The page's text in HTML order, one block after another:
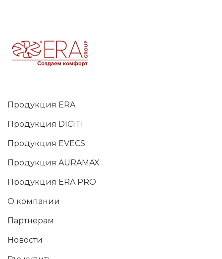
Продукция ERA
Продукция DICITI
Продукция EVECS
Продукция AURAMAX
Продукция ERA PRO
О компании
Партнерам
Новости